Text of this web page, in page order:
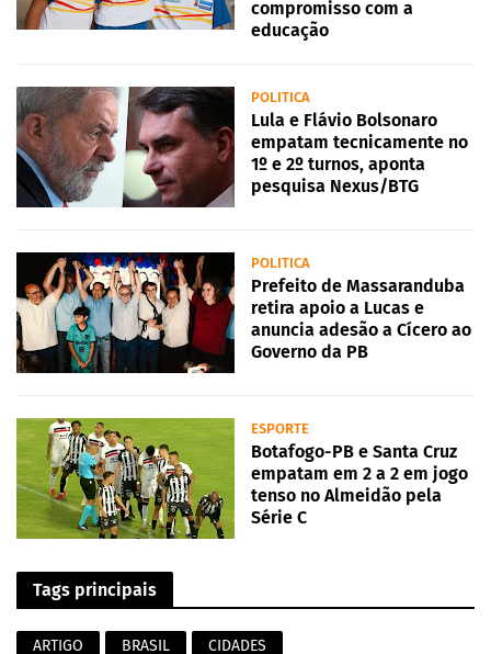
compromisso com a
educação
POLITICA
Lula e Flávio Bolsonaro
empatam tecnicamente no
1º e 2º turnos, aponta
pesquisa Nexus/BTG
POLITICA
Prefeito de Massaranduba
retira apoio a Lucas e
anuncia adesão a Cícero ao
Governo da PB
ESPORTE
Botafogo-PB e Santa Cruz
empatam em 2 a 2 em jogo
tenso no Almeidão pela
Série C
Tags principais
ARTIGO BRASIL
CIDADES